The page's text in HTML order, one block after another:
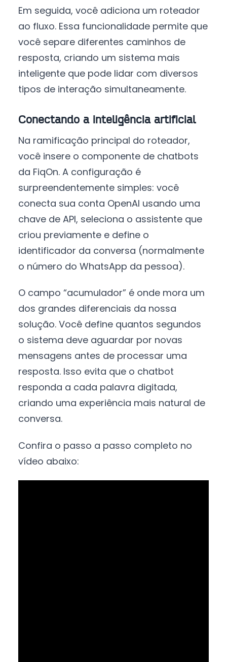
Em seguida, você adiciona um roteador
ao fluxo. Essa funcionalidade permite que
você separe diferentes caminhos de
resposta, criando um sistema mais
inteligente que pode lidar com diversos
tipos de interação simultaneamente.
Conectando a inteligência artificial
Na ramificação principal do roteador,
você insere o componente de chatbots
da FiqOn. A configuração é
surpreendentemente simples: você
conecta sua conta OpenAI usando uma
chave de API, seleciona o assistente que
criou previamente e define o
identificador da conversa (normalmente
o número do WhatsApp da pessoa).
O campo “acumulador” é onde mora um
dos grandes diferenciais da nossa
solução. Você define quantos segundos
o sistema deve aguardar por novas
mensagens antes de processar uma
resposta. Isso evita que o chatbot
responda a cada palavra digitada,
criando uma experiência mais natural de
conversa.
Confira o passo a passo completo no
vídeo abaixo: